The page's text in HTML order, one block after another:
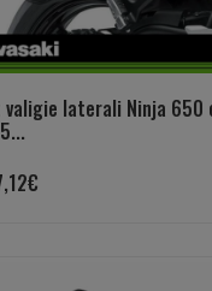
valigie laterali Ninja 650
€